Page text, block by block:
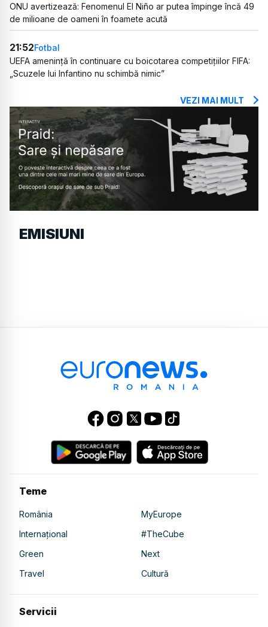
ONU avertizează: Fenomenul El Niño ar putea împinge încă 49
de milioane de oameni în foamete acută
21:52Fotbal
UEFA amenință în continuare cu boicotarea competițiilor FIFA:
„Scuzele lui Infantino nu schimbă nimic”
VEZI MAI MULT
EMISIUNI
Teme
România
MyEurope
Internațional
#TheCube
Green
Next
Travel
Cultură
Servicii